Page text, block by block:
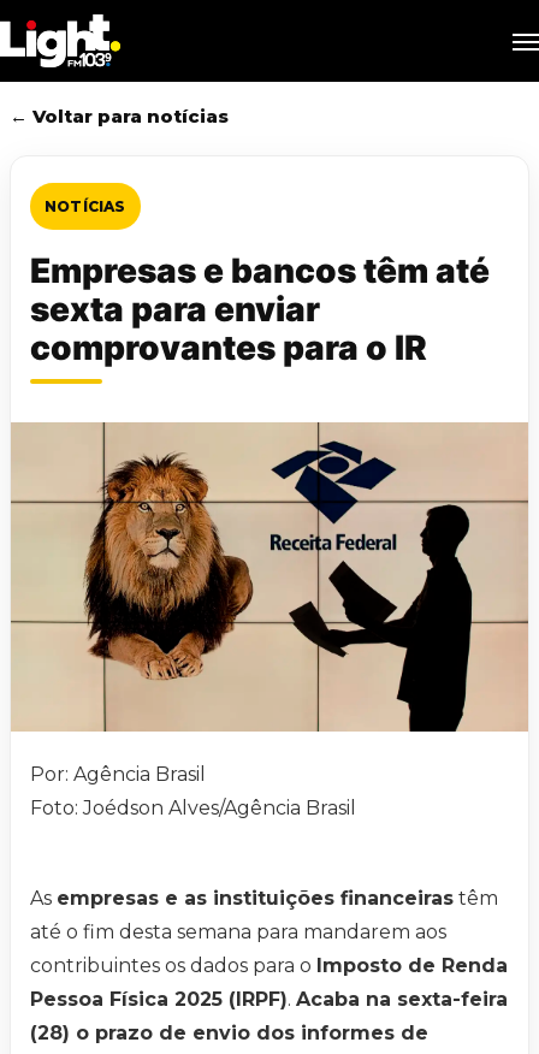
to
main
content
← Voltar para notícias
NOTÍCIAS
Empresas e bancos têm até
sexta para enviar
comprovantes para o IR
Por: Agência Brasil
Foto: Joédson Alves/Agência Brasil
As empresas e as instituições financeiras têm
até o fim desta semana para mandarem aos
contribuintes os dados para o Imposto de Renda
Pessoa Física 2025 (IRPF). Acaba na sexta-feira
(28) o prazo de envio dos informes de